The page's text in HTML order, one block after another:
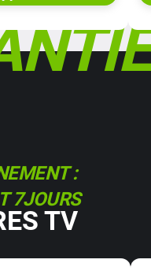
:
7JOURS
TV